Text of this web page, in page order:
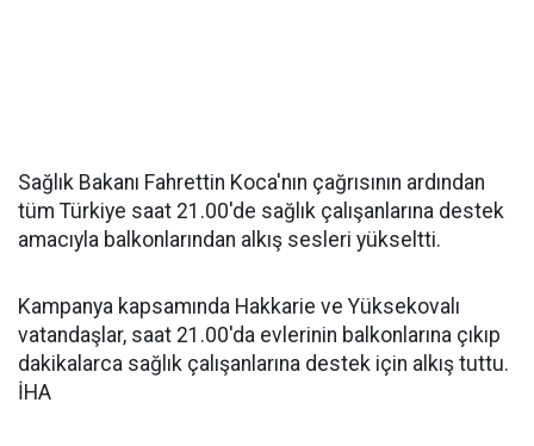
Sağlık Bakanı Fahrettin Koca'nın çağrısının ardından
tüm Türkiye saat 21.00'de sağlık çalışanlarına destek
amacıyla balkonlarından alkış sesleri yükseltti.
Kampanya kapsamında Hakkarie ve Yüksekovalı
vatandaşlar, saat 21.00'da evlerinin balkonlarına çıkıp
dakikalarca sağlık çalışanlarına destek için alkış tuttu.
İHA